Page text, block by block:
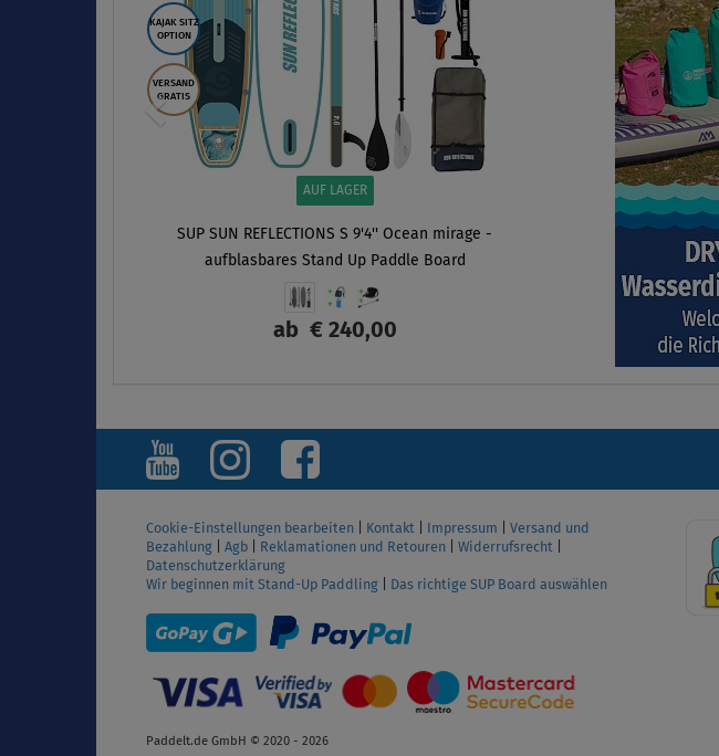
KAJAK SITZ
OPTION
VERSAND
GRATIS
AUF LAGER
SUP SUN REFLECTIONS S 9'4'' Ocean mirage -
aufblasbares Stand Up Paddle Board
ab € 240,00
Cookie-Einstellungen bearbeiten Kontakt Impressum
Versand und
Bezahlung
Agb Reklamationen und Retouren Widerrufsrecht
Datenschutzerklärung
Wir beginnen mit Stand-Up Paddling
Das richtige SUP Board auswählen
Paddelt.de GmbH © 2020 - 2026